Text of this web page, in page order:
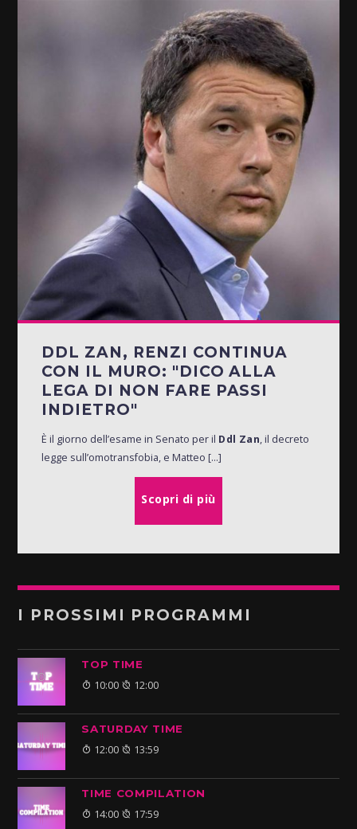
DDL ZAN, RENZI CONTINUA
CON IL MURO: "DICO ALLA
LEGA DI NON FARE PASSI
INDIETRO"
È il giorno dell’esame in Senato per il Ddl Zan, il decreto
legge sull’omotransfobia, e Matteo [...]
Scopri di più
I PROSSIMI PROGRAMMI
TOP TIME
10:00 12:00
SATURDAY TIME
12:00 13:59
TIME COMPILATION
14:00 17:59